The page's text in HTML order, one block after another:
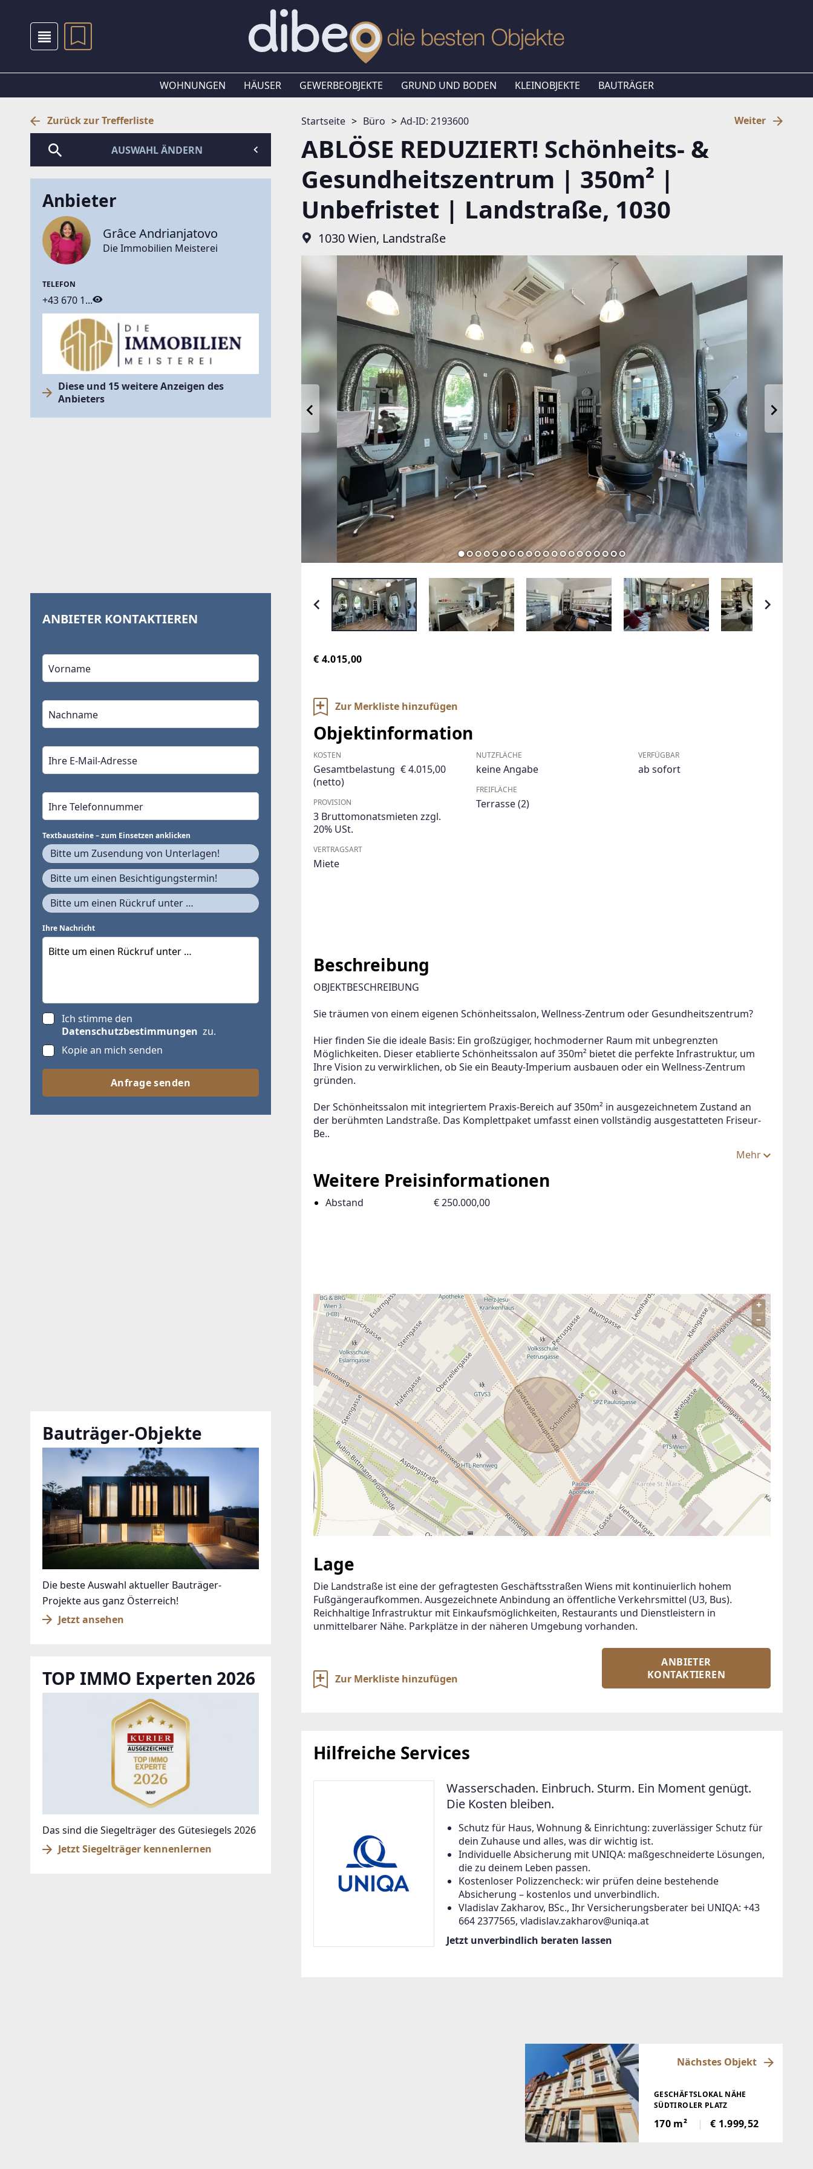
WOHNUNGEN HÄUSER GEWERBEOBJEKTE GRUND UND BODEN KLEINOBJEKTE BAUTRÄGER
Startseite Büro Ad-ID: 2193600 Weiter
ABLÖSE REDUZIERT! Schönheits- &
Gesundheitszentrum | 350m² |
Unbefristet | Landstraße, 1030
1030 Wien, Landstraße
€ 4.015,00
Zur Merkliste hinzufügen
Objektinformation
KOSTEN
Gesamtbelastung
(netto)
€ 4.015,00
PROVISION
3 Bruttomonatsmieten zzgl.
20% USt.
VERTRAGSART
Miete
NUTZFLÄCHE
keine Angabe
FREIFLÄCHE
Terrasse(2)
VERFÜGBAR
ab sofort
Beschreibung
OBJEKTBESCHREIBUNG
Sie träumen von einem eigenen Schönheitssalon, Wellness-Zentrum oder Gesundheitszentrum?
Hier finden Sie die ideale Basis: Ein großzügiger, hochmoderner Raum mit unbegrenzten
Möglichkeiten. Dieser etablierte Schönheitssalon auf 350m² bietet die perfekte Infrastruktur, um
Ihre Vision zu verwirklichen, ob Sie ein Beauty-Imperium ausbauen oder ein Wellness-Zentrum
gründen.
Der Schönheitssalon mit integriertem Praxis-Bereich auf 350m² in ausgezeichnetem Zustand an
der berühmten Landstraße. Das Komplettpaket umfasst einen vollständig ausgestatteten Friseur-
Be..
Mehr
Weitere Preisinformationen
Abstand € 250.000,00
+
–
ANBIETER KONTAKTIEREN
Lage
Die Landstraße ist eine der gefragtesten Geschäftsstraßen Wiens mit kontinuierlich hohem
Fußgängeraufkommen. Ausgezeichnete Anbindung an öffentliche Verkehrsmittel (U3, Bus).
Reichhaltige Infrastruktur mit Einkaufsmöglichkeiten, Restaurants und Dienstleistern in
unmittelbarer Nähe. Parkplätze in der näheren Umgebung vorhanden.
Zur Merkliste hinzufügen
ANBIETER
KONTAKTIEREN
Hilfreiche Services
Wasserschaden. Einbruch. Sturm. Ein Moment genügt.
Die Kosten bleiben.
Schutz für Haus, Wohnung & Einrichtung: zuverlässiger Schutz für
dein Zuhause und alles, was dir wichtig ist.
Individuelle Absicherung mit UNIQA: maßgeschneiderte Lösungen,
die zu deinem Leben passen.
Kostenloser Polizzencheck: wir prüfen deine bestehende
Absicherung – kostenlos und unverbindlich.
Vladislav Zakharov, BSc., Ihr Versicherungsberater bei UNIQA: +43
664 2377565, vladislav.zakharov@uniqa.at
Jetzt unverbindlich beraten lassen
Nächstes Objekt
GESCHÄFTSLOKAL NÄHE
SÜDTIROLER PLATZ
170 m² € 1.999,52
Zurück zur Trefferliste
AUSWAHL ÄNDERN
Anbieter
Grâce Andrianjatovo
Die Immobilien Meisterei
TELEFON
+43 670 1...
Diese und 15 weitere Anzeigen des
Anbieters
ANBIETER KONTAKTIEREN
Textbausteine – zum Einsetzen anklicken
Bitte um Zusendung von Unterlagen!
Bitte um einen Besichtigungstermin!
Bitte um einen Rückruf unter …
Ihre Nachricht
Ich stimme den
Datenschutzbestimmungen zu.
Kopie an mich senden
Anfrage senden
Bauträger-Objekte
Die beste Auswahl aktueller Bauträger-
Projekte aus ganz Österreich!
Jetzt ansehen
TOP IMMO Experten 2026
Das sind die Siegelträger des Gütesiegels 2026
Jetzt Siegelträger kennenlernen